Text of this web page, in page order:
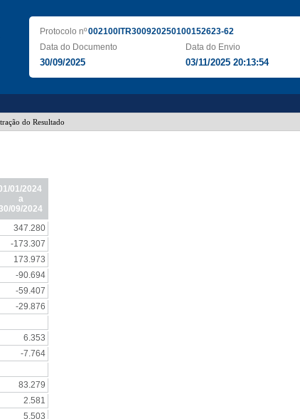
Protocolo nº002100ITR300920250100152623-62
Data do Documento
30/09/2025
Data do Envio
03/11/2025 20:13:54